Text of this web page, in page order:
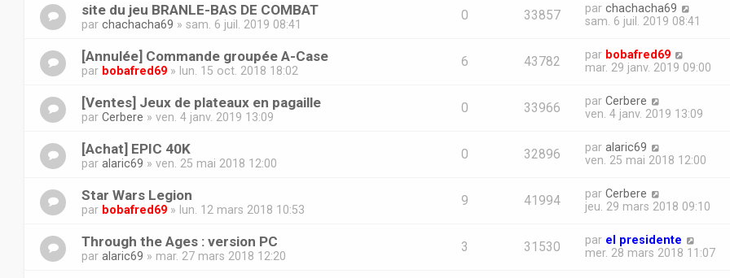
site du jeu BRANLE-BAS DE COMBAT
par chachacha69 » sam. 6 juil. 2019 08:41
0 33857 par chachacha69
sam. 6 juil. 2019 08:41
[Annulée] Commande groupée A-Case
par bobafred69 » lun. 15 oct. 2018 18:02
6 43782 par bobafred69
mar. 29 janv. 2019 09:00
[Ventes] Jeux de plateaux en pagaille
par Cerbere » ven. 4 janv. 2019 13:09
0 33966 par Cerbere
ven. 4 janv. 2019 13:09
[Achat] EPIC 40K
par alaric69 » ven. 25 mai 2018 12:00
0 32896 par alaric69
ven. 25 mai 2018 12:00
Star Wars Legion
par bobafred69 » lun. 12 mars 2018 10:53
9 41994 par Cerbere
jeu. 29 mars 2018 09:10
Through the Ages : version PC
par alaric69 » mar. 27 mars 2018 12:20
3 31530 par el presidente
mer. 28 mars 2018 11:07